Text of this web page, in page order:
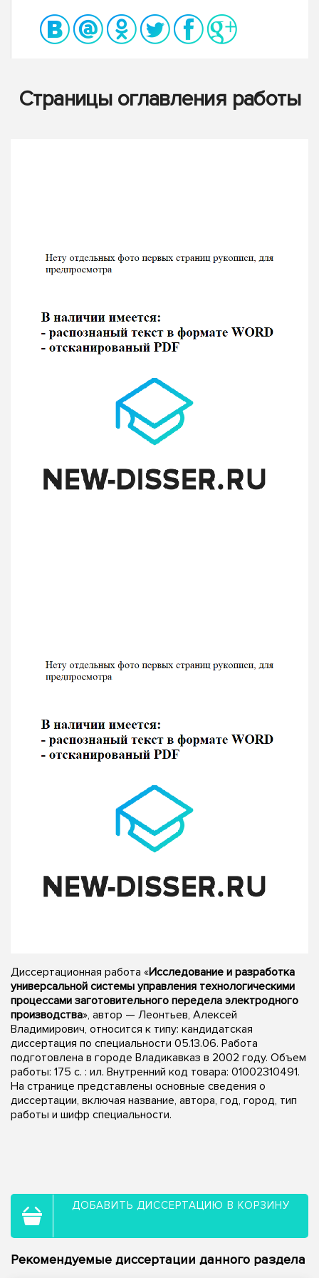
Страницы оглавления работы
Диссертационная работа «Исследование и разработка
универсальной системы управления технологическими
процессами заготовительного передела электродного
производства», автор — Леонтьев, Алексей
Владимирович, относится к типу: кандидатская
диссертация по специальности 05.13.06. Работа
подготовлена в городе Владикавказ в 2002 году. Объем
работы: 175 с. : ил. Внутренний код товара: 01002310491.
На странице представлены основные сведения о
диссертации, включая название, автора, год, город, тип
работы и шифр специальности.
ДОБАВИТЬ ДИССЕРТАЦИЮ В КОРЗИНУ
Рекомендуемые диссертации данного раздела